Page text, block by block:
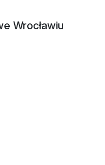
Wrocławiu